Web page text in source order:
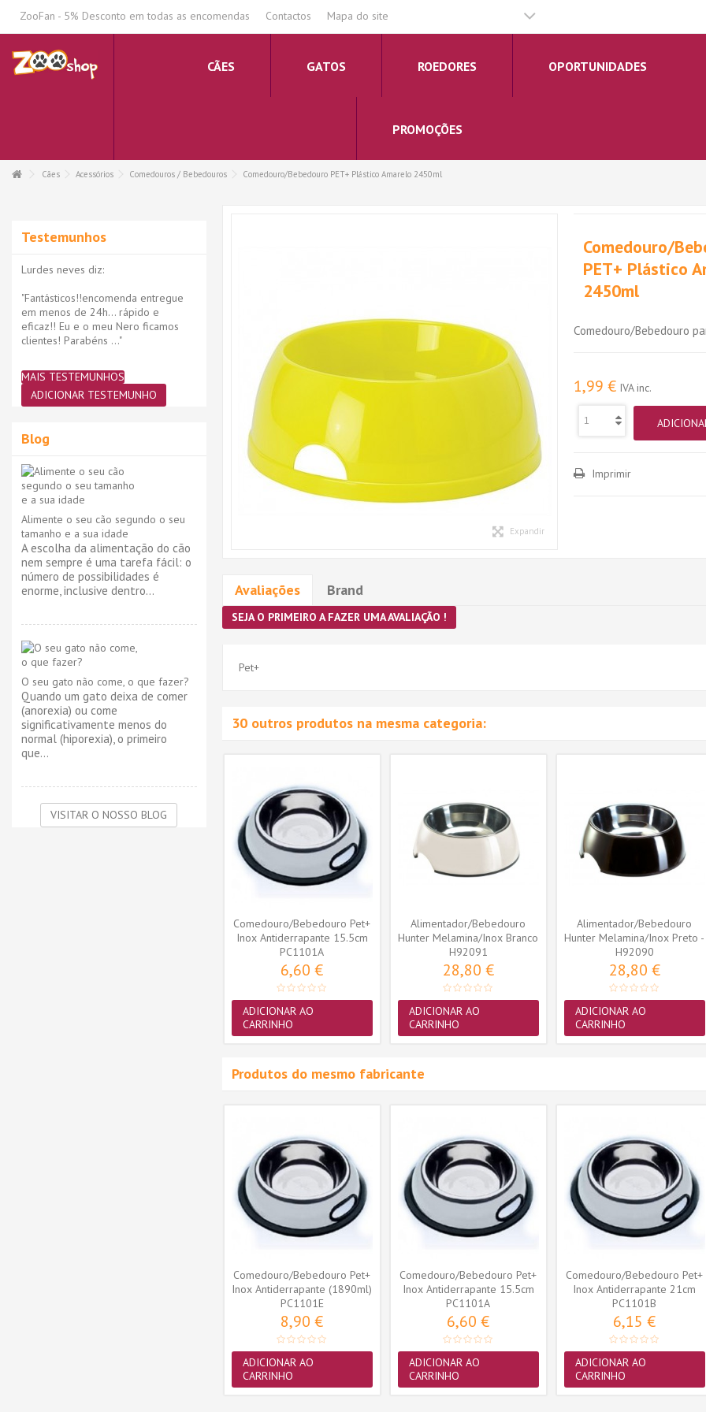
ZooFan - 5% Desconto em todas as encomendas Contactos Mapa do site
CÃES GATOS ROEDORES OPORTUNIDADES
PROMOÇÕES
Cães Acessórios Comedouros / Bebedouros Comedouro/Bebedouro PET+ Plástico Amarelo 2450ml
Expandir
Comedouro/
PET+ Plástico
2450ml
Comedouro/Bebedouro
1,99 € IVA inc.
Imprimir
Avaliações Brand
SEJA O PRIMEIRO A FAZER UMA AVALIAÇÃO !
Pet+
30 outros produtos na mesma categoria:
Trixie Dog Activity - Mini
Comedouro/Bebedouro Pet+
Inox Antiderrapante 15.5cm
(240ml)
PC1101A
6,60 €
ADICIONAR AO
CARRINHO
Alimentador/Bebedouro
Hunter Melamina/Inox Branco
- XL...
H92091
28,80 €
ADICIONAR AO
CARRINHO
Alimentador/Bebedouro
Hunter Melamina/Inox Preto -
XL...
H92090
28,80 €
ADICIONAR AO
CARRINHO
Produtos do mesmo fabricante
Comedouro/Bebedouro Pet+
Inox Antiderrapante (1890ml)
PC1101E
8,90 €
ADICIONAR AO
CARRINHO
Comedouro/Bebedouro Pet+
Inox Antiderrapante 15.5cm
(240ml)
PC1101A
6,60 €
ADICIONAR AO
CARRINHO
Comedouro/Bebedouro Pet+
Inox Antiderrapante 21cm
(475ml)
PC1101B
6,15 €
ADICIONAR AO
CARRINHO
Testemunhos
Lurdes neves diz:
"Fantásticos!!encomenda entregue
em menos de 24h... rápido e
eficaz!! Eu e o meu Nero ficamos
clientes! Parabéns ..."
MAIS TESTEMUNHOS
ADICIONAR TESTEMUNHO
Blog
Alimente o seu cão segundo o seu
tamanho e a sua idade
A escolha da alimentação do cão
nem sempre é uma tarefa fácil: o
número de possibilidades é
enorme, inclusive dentro...
O seu gato não come, o que fazer?
Quando um gato deixa de comer
(anorexia) ou come
significativamente menos do
normal (hiporexia), o primeiro
que...
VISITAR O NOSSO BLOG